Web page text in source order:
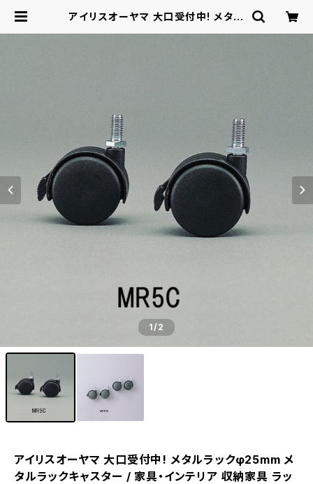
アイリスオーヤマ 大口受付中! メタル
1/2
アイリスオーヤマ 大口受付中! メタルラックφ25mm メ
タルラックキャスター / 家具・インテリア 収納家具 ラッ